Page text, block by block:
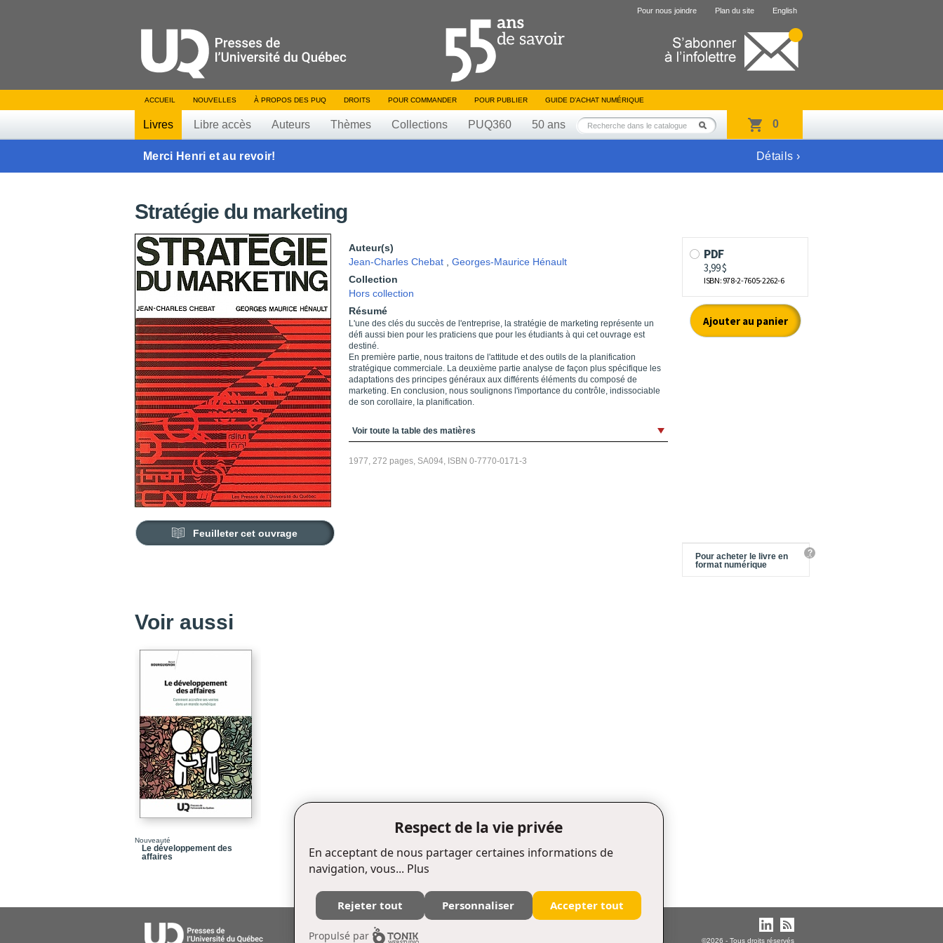
Pour nous joindre Plan du site English
ACCUEIL NOUVELLES À PROPOS DES PUQ DROITS POUR COMMANDER POUR PUBLIER GUIDE D’ACHAT NUMÉRIQUE
Livres Libre accès Auteurs Thèmes Collections PUQ360 50 ans 0
Merci Henri et au revoir! Détails ›
Stratégie du marketing
Feuilleter cet ouvrage
Auteur(s)
Jean-Charles Chebat
Georges-Maurice Hénault
Collection
Hors collection
Résumé
L'une des clés du succès de l'entreprise, la stratégie de marketing représente un
défi aussi bien pour les praticiens que pour les étudiants à qui cet ouvrage est
destiné.
En première partie, nous traitons de l'attitude et des outils de la planification
stratégique commerciale. La deuxième partie analyse de façon plus spécifique les
adaptations des principes généraux aux différents éléments du composé de
marketing. En conclusion, nous soulignons l'importance du contrôle, indissociable
de son corollaire, la planification.
Table des matières
Voir toute la table des matières
1977, 272 pages, SA094, ISBN 0-7770-0171-3
Pour acheter le livre en
format numérique
?
Voir aussi
Nouveauté
Le développement des
affaires
Édifice Fleurie, 480, de La Chapelle, bureau F015, Québec (Québec) Canada G1K 0B6
©2026 - Tous droits réservés
Respect de la vie privée
En acceptant de nous partager certaines informations de
navigation, vous... Plus
Rejeter tout Personnaliser Accepter tout
Propulsé par